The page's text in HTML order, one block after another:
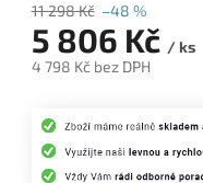
11 298 Kč –48 %
5 806 Kč / ks
4 798 Kč bez DPH
cena: